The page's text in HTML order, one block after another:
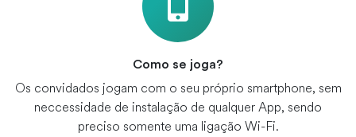
Como se joga?
Os convidados jogam com o seu próprio smartphone, sem
neccessidade de instalação de qualquer App, sendo
preciso somente uma ligação Wi-Fi.